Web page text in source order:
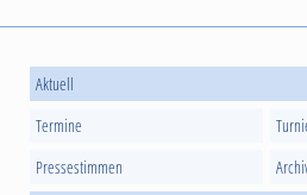
Aktuell
Termine
Pressestimmen